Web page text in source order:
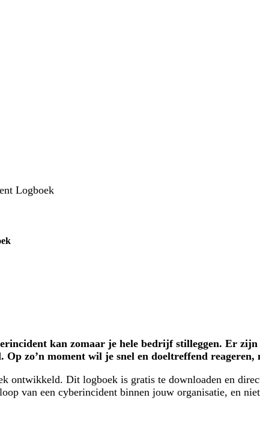
Logboek
kan zomaar je hele bedrijf stilleggen. Er
zo’n moment wil je snel en doeltreffend
ontwikkeld. Dit logboek is gratis te downloaden en
van een cyberincident binnen jouw organisatie, en